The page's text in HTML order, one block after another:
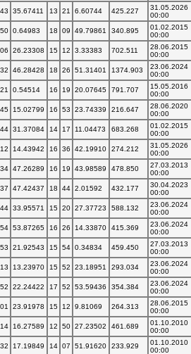
43 35.67411 13 21 6.60744 425.227
31.05.2026
00:00
50 0.64983 18 09 49.79861 340.895
01.02.2015
00:00
06 26.23308 15 12 3.33383 702.511
28.06.2015
00:00
32 46.28428 18 26 51.31401 1374.903
23.06.2024
00:00
21 0.54514 16 19 20.07645 791.707
15.05.2016
00:00
45 15.02799 16 53 23.74339 216.647
28.06.2020
00:00
44 31.37084 14 17 11.04473 683.268
01.02.2015
00:00
12 14.43942 16 36 42.19910 274.212
31.05.2026
00:00
34 47.26289 16 19 43.98589 478.850
27.03.2013
00:00
37 47.42437 18 44 2.01592 432.177
30.04.2023
00:00
44 33.95571 15 20 27.37723 588.132
23.06.2024
00:00
54 53.87265 16 26 14.33870 415.369
23.06.2024
00:00
53 21.92543 15 54 0.34834 459.450
27.03.2013
00:00
13 13.23970 15 52 23.18951 293.034
23.06.2024
00:00
52 22.24422 17 52 53.59436 354.384
23.06.2024
00:00
01 23.91978 15 12 9.81069 264.313
28.06.2015
00:00
14 16.27589 12 50 27.23502 461.689
01.10.2010
00:00
32 17.19849 14 07 51.91620 233.929
01.10.2010
00:00